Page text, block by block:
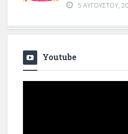
5 ΑΥΓΟΎΣΤΟΥ,
Youtube